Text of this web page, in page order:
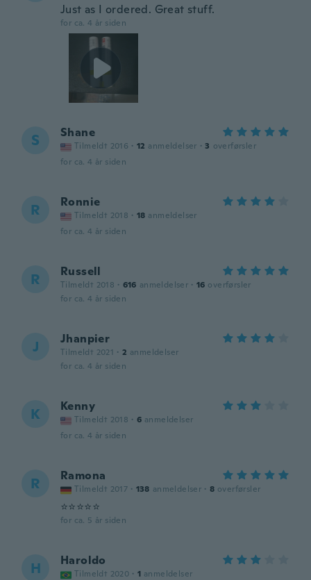
Just as I ordered. Great stuff.
for ca. 4 år siden
S Shane
Tilmeldt 2016 · 12 anmeldelser · 3 overførsler
for ca. 4 år siden
R Ronnie
Tilmeldt 2018 · 18 anmeldelser
for ca. 4 år siden
R Russell
Tilmeldt 2018 · 616 anmeldelser · 16 overførsler
for ca. 4 år siden
J Jhanpier
Tilmeldt 2021 · 2 anmeldelser
for ca. 4 år siden
K Kenny
Tilmeldt 2018 · 6 anmeldelser
for ca. 4 år siden
R Ramona
Tilmeldt 2017 · 138 anmeldelser · 8 overførsler
⭐️⭐️⭐️⭐️⭐️
for ca. 5 år siden
H Haroldo
Tilmeldt 2020 · 1 anmeldelser